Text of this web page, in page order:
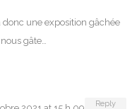
une exposition gâchée
gâte…
Reply